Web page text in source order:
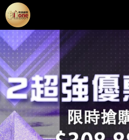
商品分類
部落格分類